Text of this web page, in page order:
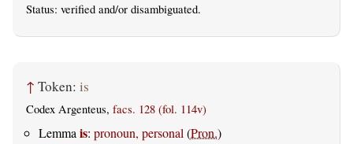
Status: verified and/or disambiguated.
↑ Token: is
Codex Argenteus, facs. 128 (fol. 114v)
Lemmais: pronoun, personal(Pron.)